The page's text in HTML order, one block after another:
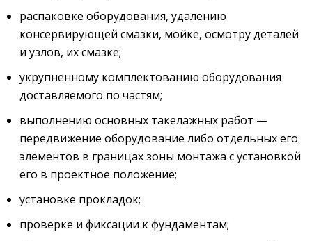
распаковке оборудования, удалению
консервирующей смазки, мойке, осмотру деталей
и узлов, их смазке;
укрупненному комплектованию оборудования
доставляемого по частям;
выполнению основных такелажных работ —
передвижение оборудование либо отдельных его
элементов в границах зоны монтажа с установкой
его в проектное положение;
установке прокладок;
проверке и фиксации к фундаментам;